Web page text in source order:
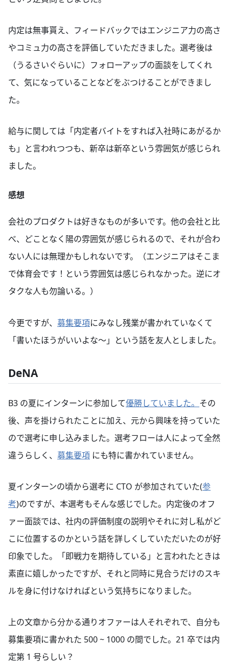
内定は無事貰え、フィードバックではエンジニア力の高さ
やコミュ力の高さを評価していただきました。選考後は
（うるさいぐらいに）フォローアップの面談をしてくれ
て、気になっていることなどをぶつけることができまし
た。
給与に関しては「内定者バイトをすれば入社時にあがるか
も」と言われつつも、新卒は新卒という雰囲気が感じられ
ました。
感想
会社のプロダクトは好きなものが多いです。他の会社と比
べ、どことなく陽の雰囲気が感じられるので、それが合わ
ない人には無理かもしれないです。（エンジニアはそこま
で体育会です！という雰囲気は感じられなかった。逆にオ
タクな人も勿論いる。）
今更ですが、 募集要項にみなし残業が書かれていなくて
「書いたほうがいいよな〜」という話を友人としました。
DeNA
B3 の夏にインターンに参加して優勝していました。 その
後、声を掛けられたことに加え、元から興味を持っていた
ので選考に申し込みました。選考フローは人によって全然
違うらしく、 募集要項 にも特に書かれていません。
夏インターンの頃から選考に CTO が参加されていた(参
考)のですが、本選考もそんな感じでした。内定後のオフ
ァー面談では、社内の評価制度の説明やそれに対し私がど
こに位置するのかという話を詳しくしていただいたのが好
印象でした。「即戦力を期待している」と言われたときは
素直に嬉しかったですが、それと同時に見合うだけのスキ
ルを身に付けなければという気持ちになりました。
上の文章から分かる通りオファーは人それぞれで、自分も
募集要項に書かれた 500 ~ 1000 の間でした。21 卒では内
定第 1 号らしい？